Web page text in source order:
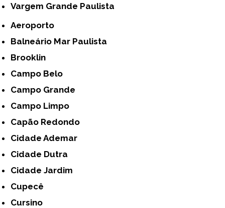
Vargem Grande Paulista
Aeroporto
Balneário Mar Paulista
Brooklin
Campo Belo
Campo Grande
Campo Limpo
Capão Redondo
Cidade Ademar
Cidade Dutra
Cidade Jardim
Cupecê
Cursino